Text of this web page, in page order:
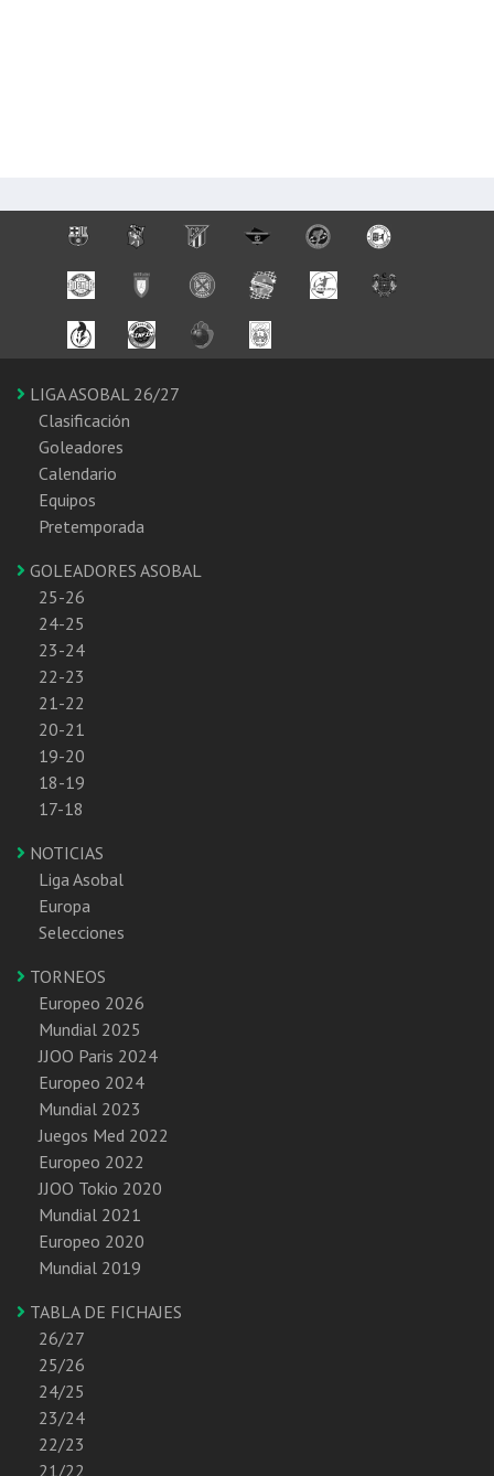
LIGA ASOBAL 26/27
Clasificación
Goleadores
Calendario
Equipos
Pretemporada
GOLEADORES ASOBAL
25-26
24-25
23-24
22-23
21-22
20-21
19-20
18-19
17-18
NOTICIAS
Liga Asobal
Europa
Selecciones
TORNEOS
Europeo 2026
Mundial 2025
JJOO Paris 2024
Europeo 2024
Mundial 2023
Juegos Med 2022
Europeo 2022
JJOO Tokio 2020
Mundial 2021
Europeo 2020
Mundial 2019
TABLA DE FICHAJES
26/27
25/26
24/25
23/24
22/23
21/22